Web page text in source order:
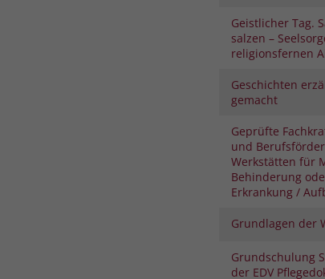
Geistlicher Tag.
salzen –
religionsfernen
Geschichten
gemacht
Geprüfte
und
Werkstätten für
Behinderung
Erkrankung /
Grundlagen der
Grundschulung
der EDV